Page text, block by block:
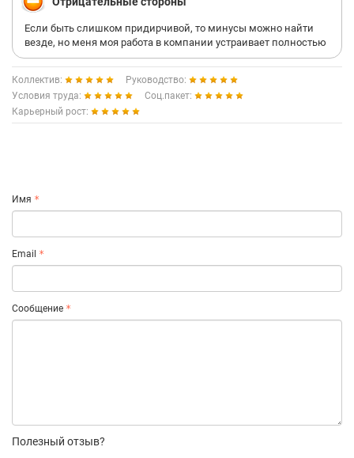
Если быть слишком придирчивой, то минусы можно найти
везде, но меня моя работа в компании устраивает полностью
Коллектив:
Руководство:
Условия труда:
Соц.пакет:
Карьерный рост:
Имя
Email
Сообщение
Полезный отзыв?